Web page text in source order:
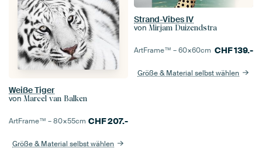
Weiße Tiger
von Marcel van Balken
ArtFrame™ –80×55cm CHF207.-
Größe & Material selbst wählen
Strand-Vibes IV
von Mirjam Duizendstra
ArtFrame™ –60×60cm CHF139.-
Größe & Material selbst wählen